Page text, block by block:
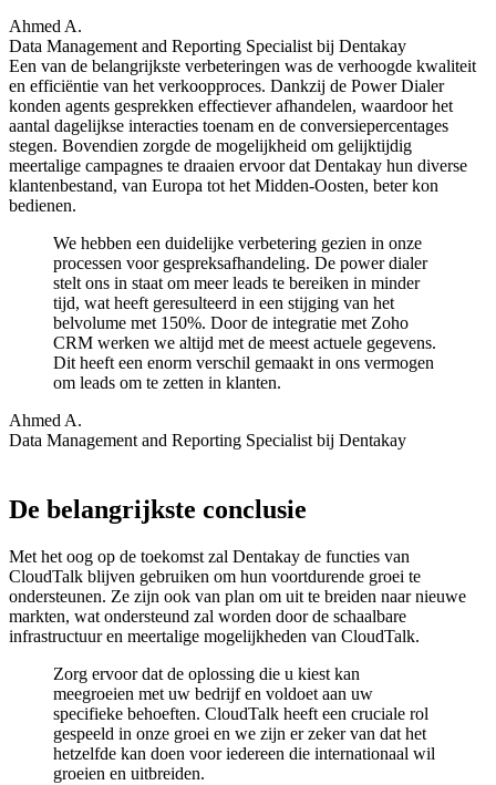
Ahmed A.
Data Management and Reporting Specialist bij Dentakay
Een van de belangrijkste verbeteringen was de verhoogde kwaliteit
en efficiëntie van het verkoopproces. Dankzij de Power Dialer
konden agents gesprekken effectiever afhandelen, waardoor het
aantal dagelijkse interacties toenam en de conversiepercentages
stegen. Bovendien zorgde de mogelijkheid om gelijktijdig
meertalige campagnes te draaien ervoor dat Dentakay hun diverse
klantenbestand, van Europa tot het Midden-Oosten, beter kon
bedienen.
We hebben een duidelijke verbetering gezien in onze
processen voor gespreksafhandeling. De power dialer
stelt ons in staat om meer leads te bereiken in minder
tijd, wat heeft geresulteerd in een stijging van het
belvolume met 150%. Door de integratie met Zoho
CRM werken we altijd met de meest actuele gegevens.
Dit heeft een enorm verschil gemaakt in ons vermogen
om leads om te zetten in klanten.
Ahmed A.
Data Management and Reporting Specialist bij Dentakay
De belangrijkste conclusie
Met het oog op de toekomst zal Dentakay de functies van
CloudTalk blijven gebruiken om hun voortdurende groei te
ondersteunen. Ze zijn ook van plan om uit te breiden naar nieuwe
markten, wat ondersteund zal worden door de schaalbare
infrastructuur en meertalige mogelijkheden van CloudTalk.
Zorg ervoor dat de oplossing die u kiest kan
meegroeien met uw bedrijf en voldoet aan uw
specifieke behoeften. CloudTalk heeft een cruciale rol
gespeeld in onze groei en we zijn er zeker van dat het
hetzelfde kan doen voor iedereen die internationaal wil
groeien en uitbreiden.